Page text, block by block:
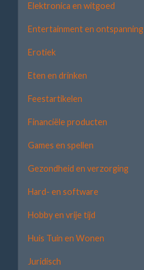
Elektronica en witgoed
Entertainment en ontspanning
Erotiek
Eten en drinken
Feestartikelen
Financiële producten
Games en spellen
Gezondheid en verzorging
Hard- en software
Hobby en vrije tijd
Huis Tuin en Wonen
Juridisch